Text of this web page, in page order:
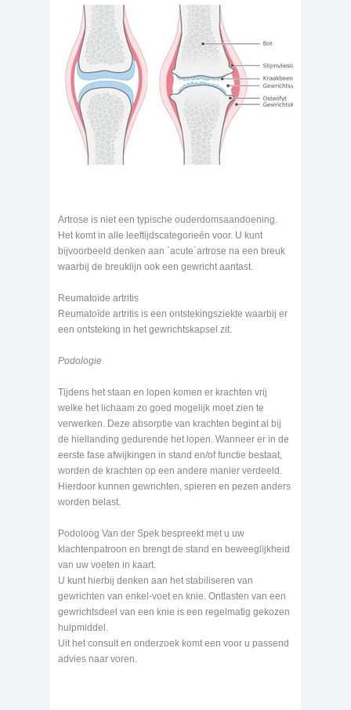
Artrose is niet een typische ouderdomsaandoening.
Het komt in alle leeftijdscategorieën voor. U kunt
bijvoorbeeld denken aan `acute`artrose na een breuk
waarbij de breuklijn ook een gewricht aantast.
Reumatoïde artritis
Reumatoïde artritis is een ontstekingsziekte waarbij er
een ontsteking in het gewrichtskapsel zit.
Podologie
Tijdens het staan en lopen komen er krachten vrij
welke het lichaam zo goed mogelijk moet zien te
verwerken. Deze absorptie van krachten begint al bij
de hiellanding gedurende het lopen. Wanneer er in de
eerste fase afwijkingen in stand en/of functie bestaat,
worden de krachten op een andere manier verdeeld.
Hierdoor kunnen gewrichten, spieren en pezen anders
worden belast.
Podoloog Van der Spek bespreekt met u uw
klachtenpatroon en brengt de stand en beweeglijkheid
van uw voeten in kaart.
U kunt hierbij denken aan het stabiliseren van
gewrichten van enkel-voet en knie. Ontlasten van een
gewrichtsdeel van een knie is een regelmatig gekozen
hulpmiddel.
Uit het consult en onderzoek komt een voor u passend
advies naar voren.